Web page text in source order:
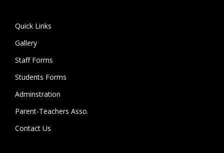
Quick Links
Gallery
Staff Forms
Students Forms
Adminstration
Parent-Teachers Asso.
Contact Us